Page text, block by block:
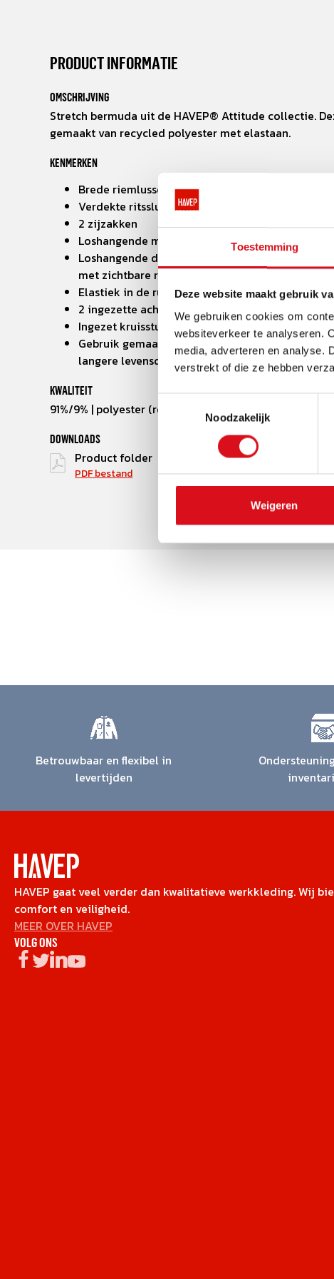
Toestemming
Deze website maakt gebruik
We gebruiken cookies om
websiteverkeer te analyseren.
media, adverteren en analyse.
verstrekt of die ze hebben
Noodzakelijk
Weigeren
PRODUCT INFORMATIE
OMSCHRIJVING
Stretch bermuda uit de HAVEP® Attitude collectie.
gemaakt van recycled polyester met elastaan.
KENMERKEN
Brede riemlussen
Verdekte ritssluiting
2 zijzakken
Loshangende meterzak met extra toolzakje
Loshangende dijbeenzak met klep en drukkers,
met zichtbare rits
Elastiek in de rug
2 ingezette achterzakken met klep en drukker
Ingezet kruisstuk ter voorkoming van
Gebruik gemaakt van 3 naaldsstiksel op
langere levensduur
KWALITEIT
91%/9% | polyester (recycled)/elastaan | 295 g/m²
DOWNLOADS
Product folder
PDF bestand
Betrouwbaar en flexibel in
levertijden
HAVEP gaat veel verder dan kwalitatieve werkkleding. Wij
comfort en veiligheid.
MEER OVER HAVEP
VOLG ONS